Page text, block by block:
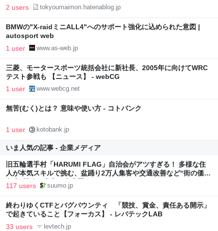
2 users tokyoumaimon.hatenablog.jp
BMWの"X-raidミニALL4"へのサポート強化に込められた意図 |
autosport web
1 user www.as-web.jp
三菱、モータースポーツ統括会社に新社長、2005年に向けてWRC
テスト参戦も 【ニュース】 - webCG
1 user www.webcg.net
無苦(むく)とは？ 意味や使い方 - コトバンク
1 user kotobank.jp
いま人気の記事 - 企業メディア
旧五輪選手村「HARUMI FLAG」自治会がアツすぎる！ 多様な住
人が本気スキルで挑む、盆踊り2万人集客や交通改善など“街の価値
向上”戦略 東京・中央区
117 users suumo.jp
終わりゆくCTFとバグバウンティ 「競技、賞金、責任ある開示」
で起きていること【フォーカス】 - レバテックLAB
33 users levtech.jp